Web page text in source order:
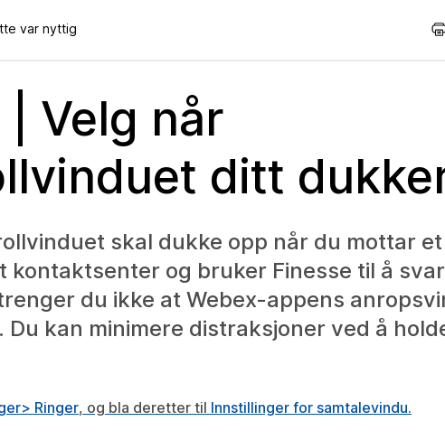
var nyttig
Velg når
ditt
skal dukke opp når du mottar
kontaktsenter og bruker Finesse til å
du ikke at Webex-appens
kan minimere distraksjoner ved å
> Ringer, og bla deretter til Innstillinger for samtalevindu.